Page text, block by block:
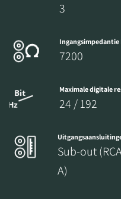
3
Ingangsimpedantie
7200
Maximale digitale
24 / 192
Sub-out
A)